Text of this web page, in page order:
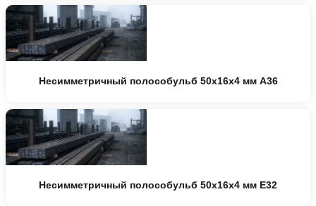
Несимметричный полособульб 50x16x4 мм A36
Несимметричный полособульб 50x16x4 мм E32